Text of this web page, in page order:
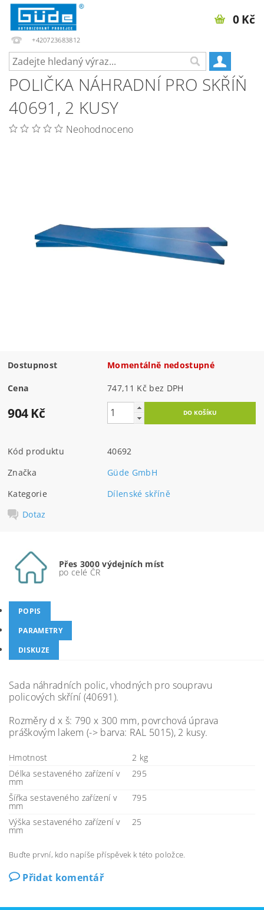
+420723683812
0 Kč
POLIČKA NÁHRADNÍ PRO SKŘÍŇ
40691, 2 KUSY
Neohodnoceno
Dostupnost Momentálně nedostupné
Cena 747,11 Kč bez DPH
904 Kč
Kód produktu
40692
Značka
Güde GmbH
Kategorie
Dílenské skříně
Dotaz
Přes 3000 výdejních míst
po celé ČR
POPIS
PARAMETRY
DISKUZE
Sada náhradních polic, vhodných pro soupravu
policových skříní (40691).
Rozměry d x š: 790 x 300 mm, povrchová úprava
práškovým lakem (-> barva: RAL 5015), 2 kusy.
Hmotnost
2 kg
Délka sestaveného zařízení v
mm
295
Šířka sestaveného zařízení v
mm
795
Výška sestaveného zařízení v
mm
25
Buďte první, kdo napíše příspěvek k této položce.
Přidat komentář